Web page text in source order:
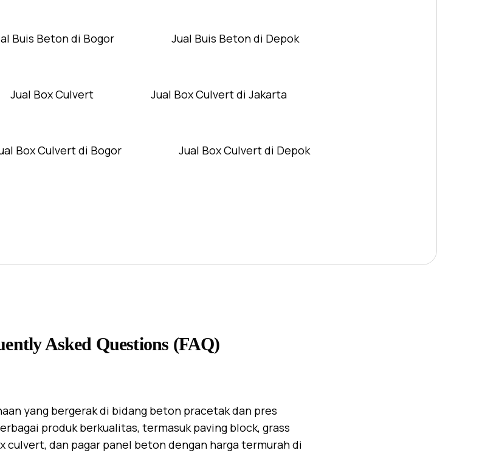
Buis Beton di Bogor Jual Buis Beton di Depok
Jual Box Culvert Jual Box Culvert di Jakarta
Box Culvert di Bogor Jual Box Culvert di Depok
Asked Questions (FAQ)
yang bergerak di bidang beton pracetak dan pres
produk berkualitas, termasuk paving block, grass
culvert, dan pagar panel beton dengan harga termurah di